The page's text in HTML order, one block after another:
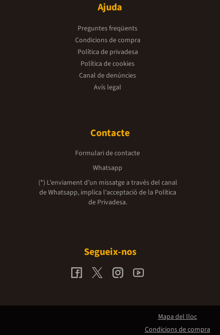
Ajuda
Preguntes freqüents
Condicions de compra
Política de privadesa
Política de cookies
Canal de denúncies
Avís legal
Contacte
Formulari de contacte
Whatsapp
(*) L'enviament d’un missatge a través del canal
de Whatsapp, implica l'acceptació de la Política
de Privadesa.
Segueix-nos
Mapa del lloc
Condicions de compra